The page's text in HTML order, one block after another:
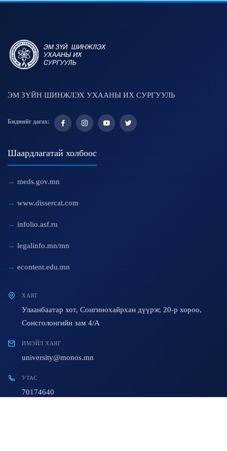
ЭМ ЗҮЙН ШИНЖЛЭХ УХААНЫ ИХ СУРГУУЛЬ
Биднийг дагах:
Шаардлагатай холбоос
meds.gov.mn
www.dissercat.com
infolio.asf.ru
legalinfo.mn/mn
econtent.edu.mn
ХАЯГ
Улаанбаатар хот, Сонгинохайрхан дүүрэг, 20-р хороо,
Сонсголонгийн зам 4/A
ИМЭЙЛ ХАЯГ
university@monos.mn
УТАС
70174640